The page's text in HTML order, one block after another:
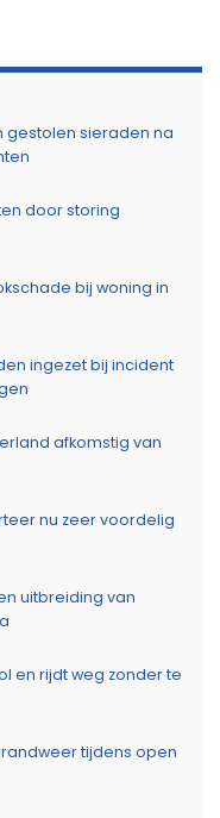
gestolen sieraden na
door storing
bij woning in
ingezet bij incident
afkomstig van
nu zeer voordelig
uitbreiding van
en rijdt weg zonder te
tijdens open